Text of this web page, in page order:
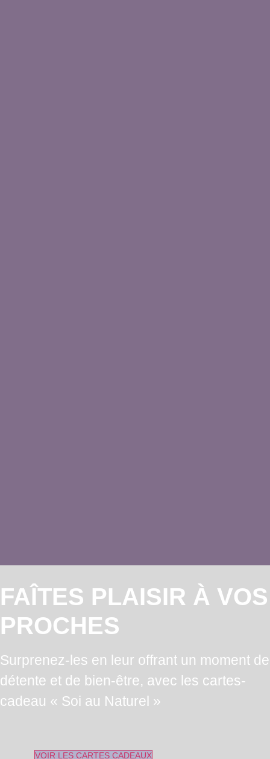
FAÎTES PLAISIR À VOS
PROCHES
Surprenez-les en leur offrant un moment de
détente et de bien-être, avec les cartes-
cadeau « Soi au Naturel »
VOIR LES CARTES CADEAUX